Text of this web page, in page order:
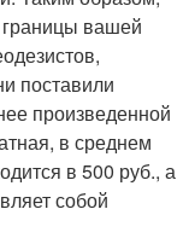
границы вашей
поставили
произведенной
в среднем
в 500 руб., а
собой